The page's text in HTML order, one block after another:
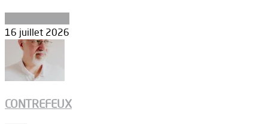
16 juillet 2026
CONTREFEUX